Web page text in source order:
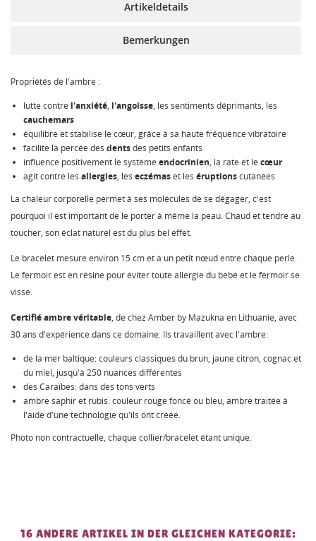
Artikeldetails
Bemerkungen
Propriétés de l'ambre :
lutte contre l'anxiété, l'angoisse, les sentiments déprimants, les
cauchemars
équilibre et stabilise le cœur, grâce à sa haute fréquence vibratoire
facilite la percée des dentsdes petits enfants
influence positivement le système endocrinien, la rate et le cœur
agit contre les allergies, les eczémaset les éruptionscutanées
La chaleur corporelle permet à ses molécules de se dégager, c'est
pourquoi il est important de le porter à même la peau. Chaud et tendre au
toucher, son éclat naturel est du plus bel effet.
Le bracelet mesure environ 15 cm et a un petit nœud entre chaque perle.
Le fermoir est en résine pour éviter toute allergie du bébé et le fermoir se
visse.
Certifié ambre véritable, de chez Amber by Mazukna en Lithuanie, avec
30 ans d'expérience dans ce domaine. Ils travaillent avec l'ambre:
de la mer baltique: couleurs classiques du brun, jaune citron, cognac et
du miel, jusqu'à 250 nuances différentes
des Caraïbes: dans des tons verts
ambre saphir et rubis: couleur rouge foncé ou bleu, ambre traitée à
l'aide d'une technologie qu'ils ont créée.
Photo non contractuelle, chaque collier/bracelet étant unique.
16 ANDERE ARTIKEL IN DER GLEICHEN KATEGORIE: